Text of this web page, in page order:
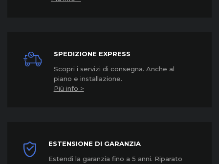
SPEDIZIONE EXPRESS
Scopri i servizi di consegna. Anche al
piano e installazione.
Più info >
ESTENSIONE DI GARANZIA
Estendi la garanzia fino a 5 anni. Riparato